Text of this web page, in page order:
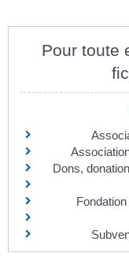
Pour toute
Dons,